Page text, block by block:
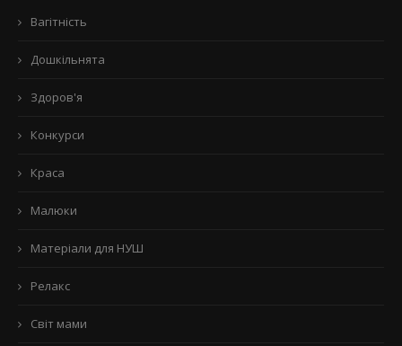
Вагітність
Дошкільнята
Здоров'я
Конкурси
Краса
Малюки
Матеріали для НУШ
Релакс
Світ мами